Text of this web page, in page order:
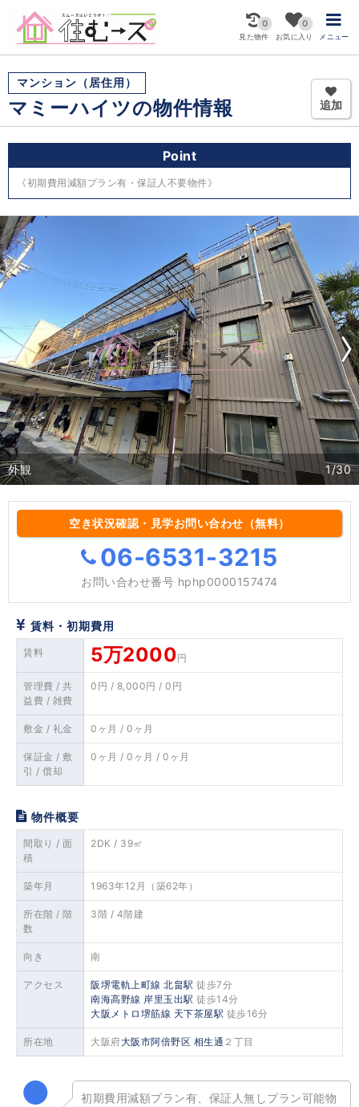
0
見た物件
0
お気に入り メニュー
マンション （居住用）
マミーハイツの物件情報 追加
Point
《初期費用減額プラン有・保証人不要物件》
外観 1/30
空き状況確認・見学お問い合わせ（無料）
06-6531-3215
お問い合わせ番号 hphp0000157474
賃料・初期費用
賃料 5万2000円
管理費 / 共
益費 / 雑費
0円 / 8,000円 / 0円
敷金 / 礼金 0ヶ月 / 0ヶ月
保証金 / 敷
引 / 償却
0ヶ月 / 0ヶ月 / 0ヶ月
物件概要
間取り / 面
積
2DK / 39㎡
築年月 1963年12月（築62年）
所在階 / 階
数
3階 / 4階建
向き 南
アクセス 阪堺電軌上町線 北畠駅 徒歩7分
南海高野線 岸里玉出駅 徒歩14分
大阪メトロ堺筋線 天下茶屋駅 徒歩16分
所在地 大阪府大阪市阿倍野区 相生通 ２丁目
初期費用減額プラン有、保証人無しプラン可能物